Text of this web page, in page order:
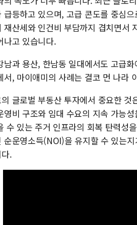
급등하고 있으며, 고급 콘도를 중심
재산세와 인건비 부담까지 겹치면서
나고 있습니다.
남과 용산, 한남동 일대에서도 고급
서, 마이애미의 사례는 결코 먼 나라
글로벌 부동산 투자에서 중요한
영비 구조와 임대 수요의 지속 가능
수 있는 주거 인프라의 회복 탄력성
순운영소득(NOI)을 유지할 수 있는
.